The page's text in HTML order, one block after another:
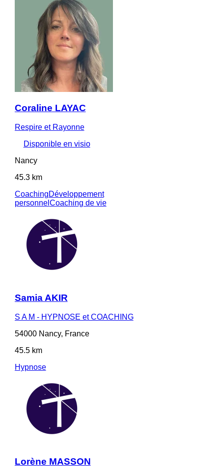
Coraline LAYAC
Respire et Rayonne
Disponible en visio
Nancy
45.3 km
CoachingDéveloppement
personnel Coaching de vie
Samia AKIR
S A M - HYPNOSE et COACHING
54000 Nancy, France
45.5 km
Hypnose
Lorène MASSON